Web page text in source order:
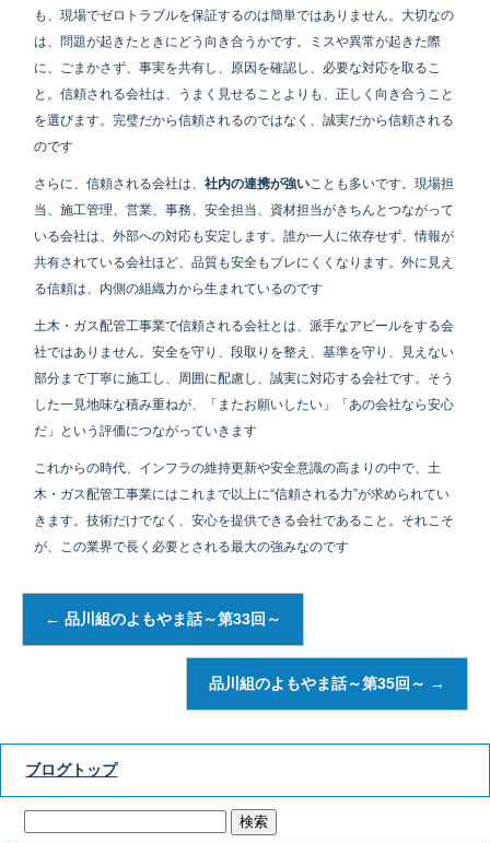
も、現場でゼロトラブルを保証するのは簡単ではありません。大切なの
は、問題が起きたときにどう向き合うかです。ミスや異常が起きた際
に、ごまかさず、事実を共有し、原因を確認し、必要な対応を取るこ
と。信頼される会社は、うまく見せることよりも、正しく向き合うこと
を選びます。完璧だから信頼されるのではなく、誠実だから信頼される
のです
さらに、信頼される会社は、社内の連携が強いことも多いです。現場担
当、施工管理、営業、事務、安全担当、資材担当がきちんとつながって
いる会社は、外部への対応も安定します。誰か一人に依存せず、情報が
共有されている会社ほど、品質も安全もブレにくくなります。外に見え
る信頼は、内側の組織力から生まれているのです
土木・ガス配管工事業で信頼される会社とは、派手なアピールをする会
社ではありません。安全を守り、段取りを整え、基準を守り、見えない
部分まで丁寧に施工し、周囲に配慮し、誠実に対応する会社です。そう
した一見地味な積み重ねが、「またお願いしたい」「あの会社なら安心
だ」という評価につながっていきます
これからの時代、インフラの維持更新や安全意識の高まりの中で、土
木・ガス配管工事業にはこれまで以上に“信頼される力”が求められてい
きます。技術だけでなく、安心を提供できる会社であること。それこそ
が、この業界で長く必要とされる最大の強みなのです
← 品川組のよもやま話～第33回～
品川組のよもやま話～第35回～ →
ブログトップ